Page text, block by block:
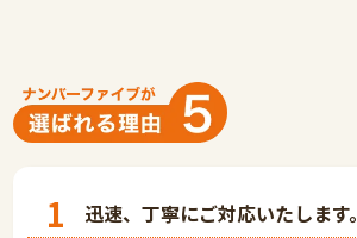
1 迅速、丁寧にご対応いたします。